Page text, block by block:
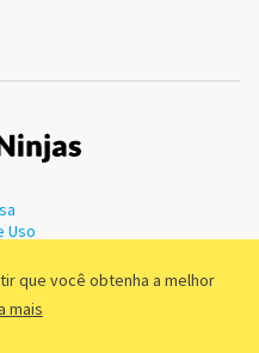
que você obtenha a melhor
mais
Uso